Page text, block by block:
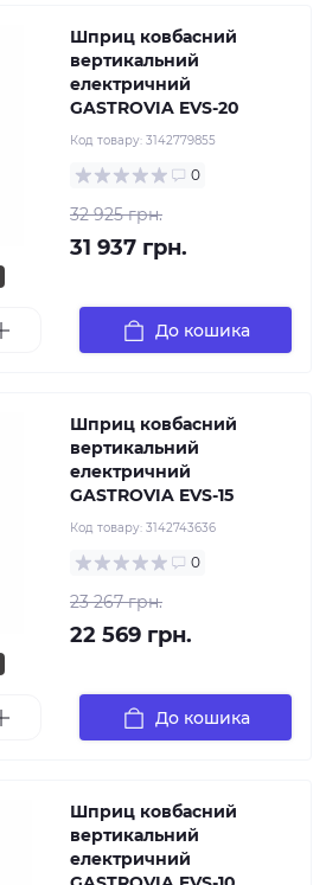
Шприц ковбасний
вертикальний
електричний
GASTROVIA EVS-20
Код товару: 3142779855
0
32 925 грн.
31 937 грн.
До кошика
Шприц ковбасний
вертикальний
електричний
GASTROVIA EVS-15
Код товару: 3142743636
0
23 267 грн.
22 569 грн.
До кошика
Шприц ковбасний
вертикальний
електричний